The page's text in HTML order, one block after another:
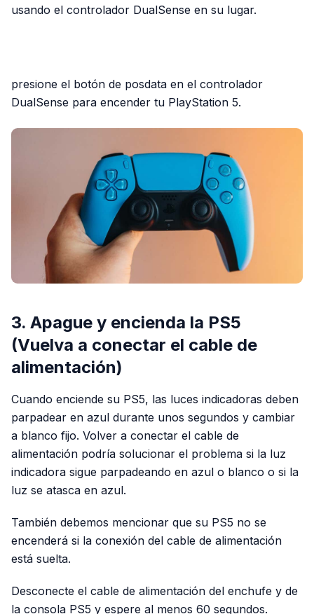
usando el controlador DualSense en su lugar.
presione el botón de posdata en el controlador
DualSense para encender tu PlayStation 5.
3. Apague y encienda la PS5
(Vuelva a conectar el cable de
alimentación)
Cuando enciende su PS5, las luces indicadoras deben
parpadear en azul durante unos segundos y cambiar
a blanco fijo. Volver a conectar el cable de
alimentación podría solucionar el problema si la luz
indicadora sigue parpadeando en azul o blanco o si la
luz se atasca en azul.
También debemos mencionar que su PS5 no se
encenderá si la conexión del cable de alimentación
está suelta.
Desconecte el cable de alimentación del enchufe y de
la consola PS5 y espere al menos 60 segundos.